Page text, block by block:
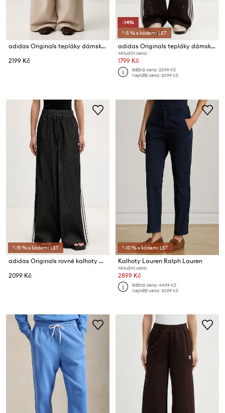
adidas Originals tepláky dámské Firebird
2199 Kč
-14%
*-5 % s kódem: LST
adidas Originals tepláky dámské prolamované
Aktuální cena:
1799 Kč
Běžná cena:2099 Kč
Nejnižší cena:2099 Kč
*-15 % s kódem: LST
adidas Originals rovné kalhoty dámské bavlněné
2099 Kč
*-10 % s kódem: LST
Kalhoty Lauren Ralph Lauren
Aktuální cena:
2899 Kč
Běžná cena:4499 Kč
Nejnižší cena:3099 Kč